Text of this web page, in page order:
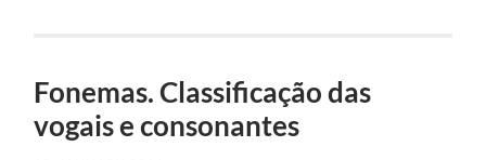
Fonemas. Classificação das
vogais e consonantes